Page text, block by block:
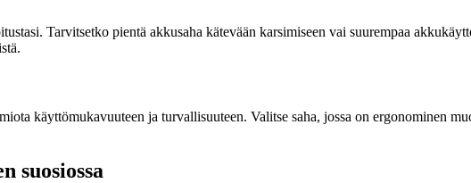
Tarvitsetko pientä akkusaha kätevään karsimiseen vai suurempaa
käyttömukavuuteen ja turvallisuuteen. Valitse saha, jossa on ergonominen
suosiossa